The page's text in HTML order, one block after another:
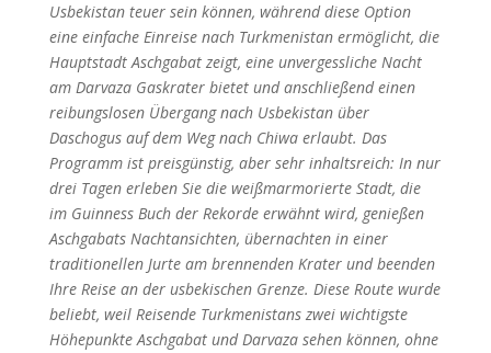
Usbekistan teuer sein können, während diese Option
eine einfache Einreise nach Turkmenistan ermöglicht, die
Hauptstadt Aschgabat zeigt, eine unvergessliche Nacht
am Darvaza Gaskrater bietet und anschließend einen
reibungslosen Übergang nach Usbekistan über
Daschogus auf dem Weg nach Chiwa erlaubt. Das
Programm ist preisgünstig, aber sehr inhaltsreich: In nur
drei Tagen erleben Sie die weißmarmorierte Stadt, die
im Guinness Buch der Rekorde erwähnt wird, genießen
Aschgabats Nachtansichten, übernachten in einer
traditionellen Jurte am brennenden Krater und beenden
Ihre Reise an der usbekischen Grenze. Diese Route wurde
beliebt, weil Reisende Turkmenistans zwei wichtigste
Höhepunkte Aschgabat und Darvaza sehen können, ohne